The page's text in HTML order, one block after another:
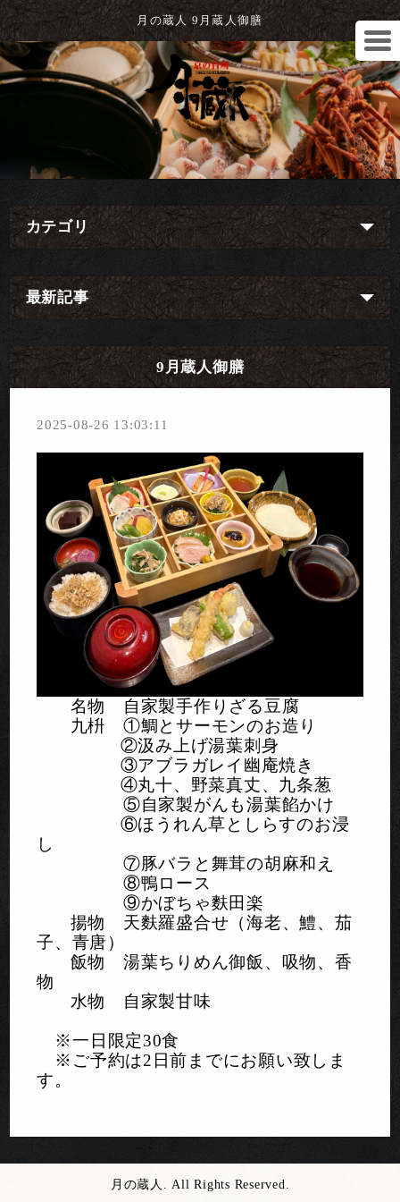
月の蔵人 9月蔵人御膳
カテゴリ
最新記事
9月蔵人御膳
2025-08-26 13:03:11
名物 自家製手作りざる豆腐
九枡 ①鯛とサーモンのお造り
②汲み上げ湯葉刺身
③アブラガレイ幽庵焼き
④丸十、野菜真丈、九条葱
⑤自家製がんも湯葉餡かけ
⑥ほうれん草としらすのお浸
し
⑦豚バラと舞茸の胡麻和え
⑧鴨ロース
⑨かぼちゃ麩田楽
揚物 天麩羅盛合せ（海老、鱧、茄
子、青唐）
飯物 湯葉ちりめん御飯、吸物、香
物
水物 自家製甘味
※一日限定30食
※ご予約は2 日前までにお願い致しま
す。
月の蔵人. All Rights Reserved.